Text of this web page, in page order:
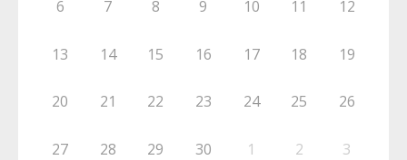
6 7 8 9 10 11 12
13 14 15 16 17 18 19
20 21 22 23 24 25 26
27 28 29 30 1 2 3